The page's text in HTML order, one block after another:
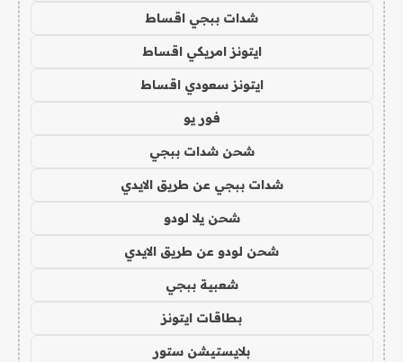
شدات ببجي اقساط
ايتونز امريكي اقساط
ايتونز سعودي اقساط
فور يو
شحن شدات ببجي
شدات ببجي عن طريق الايدي
شحن يلا لودو
شحن لودو عن طريق الايدي
شعبية ببجي
بطاقات ايتونز
بلايستيشن ستور